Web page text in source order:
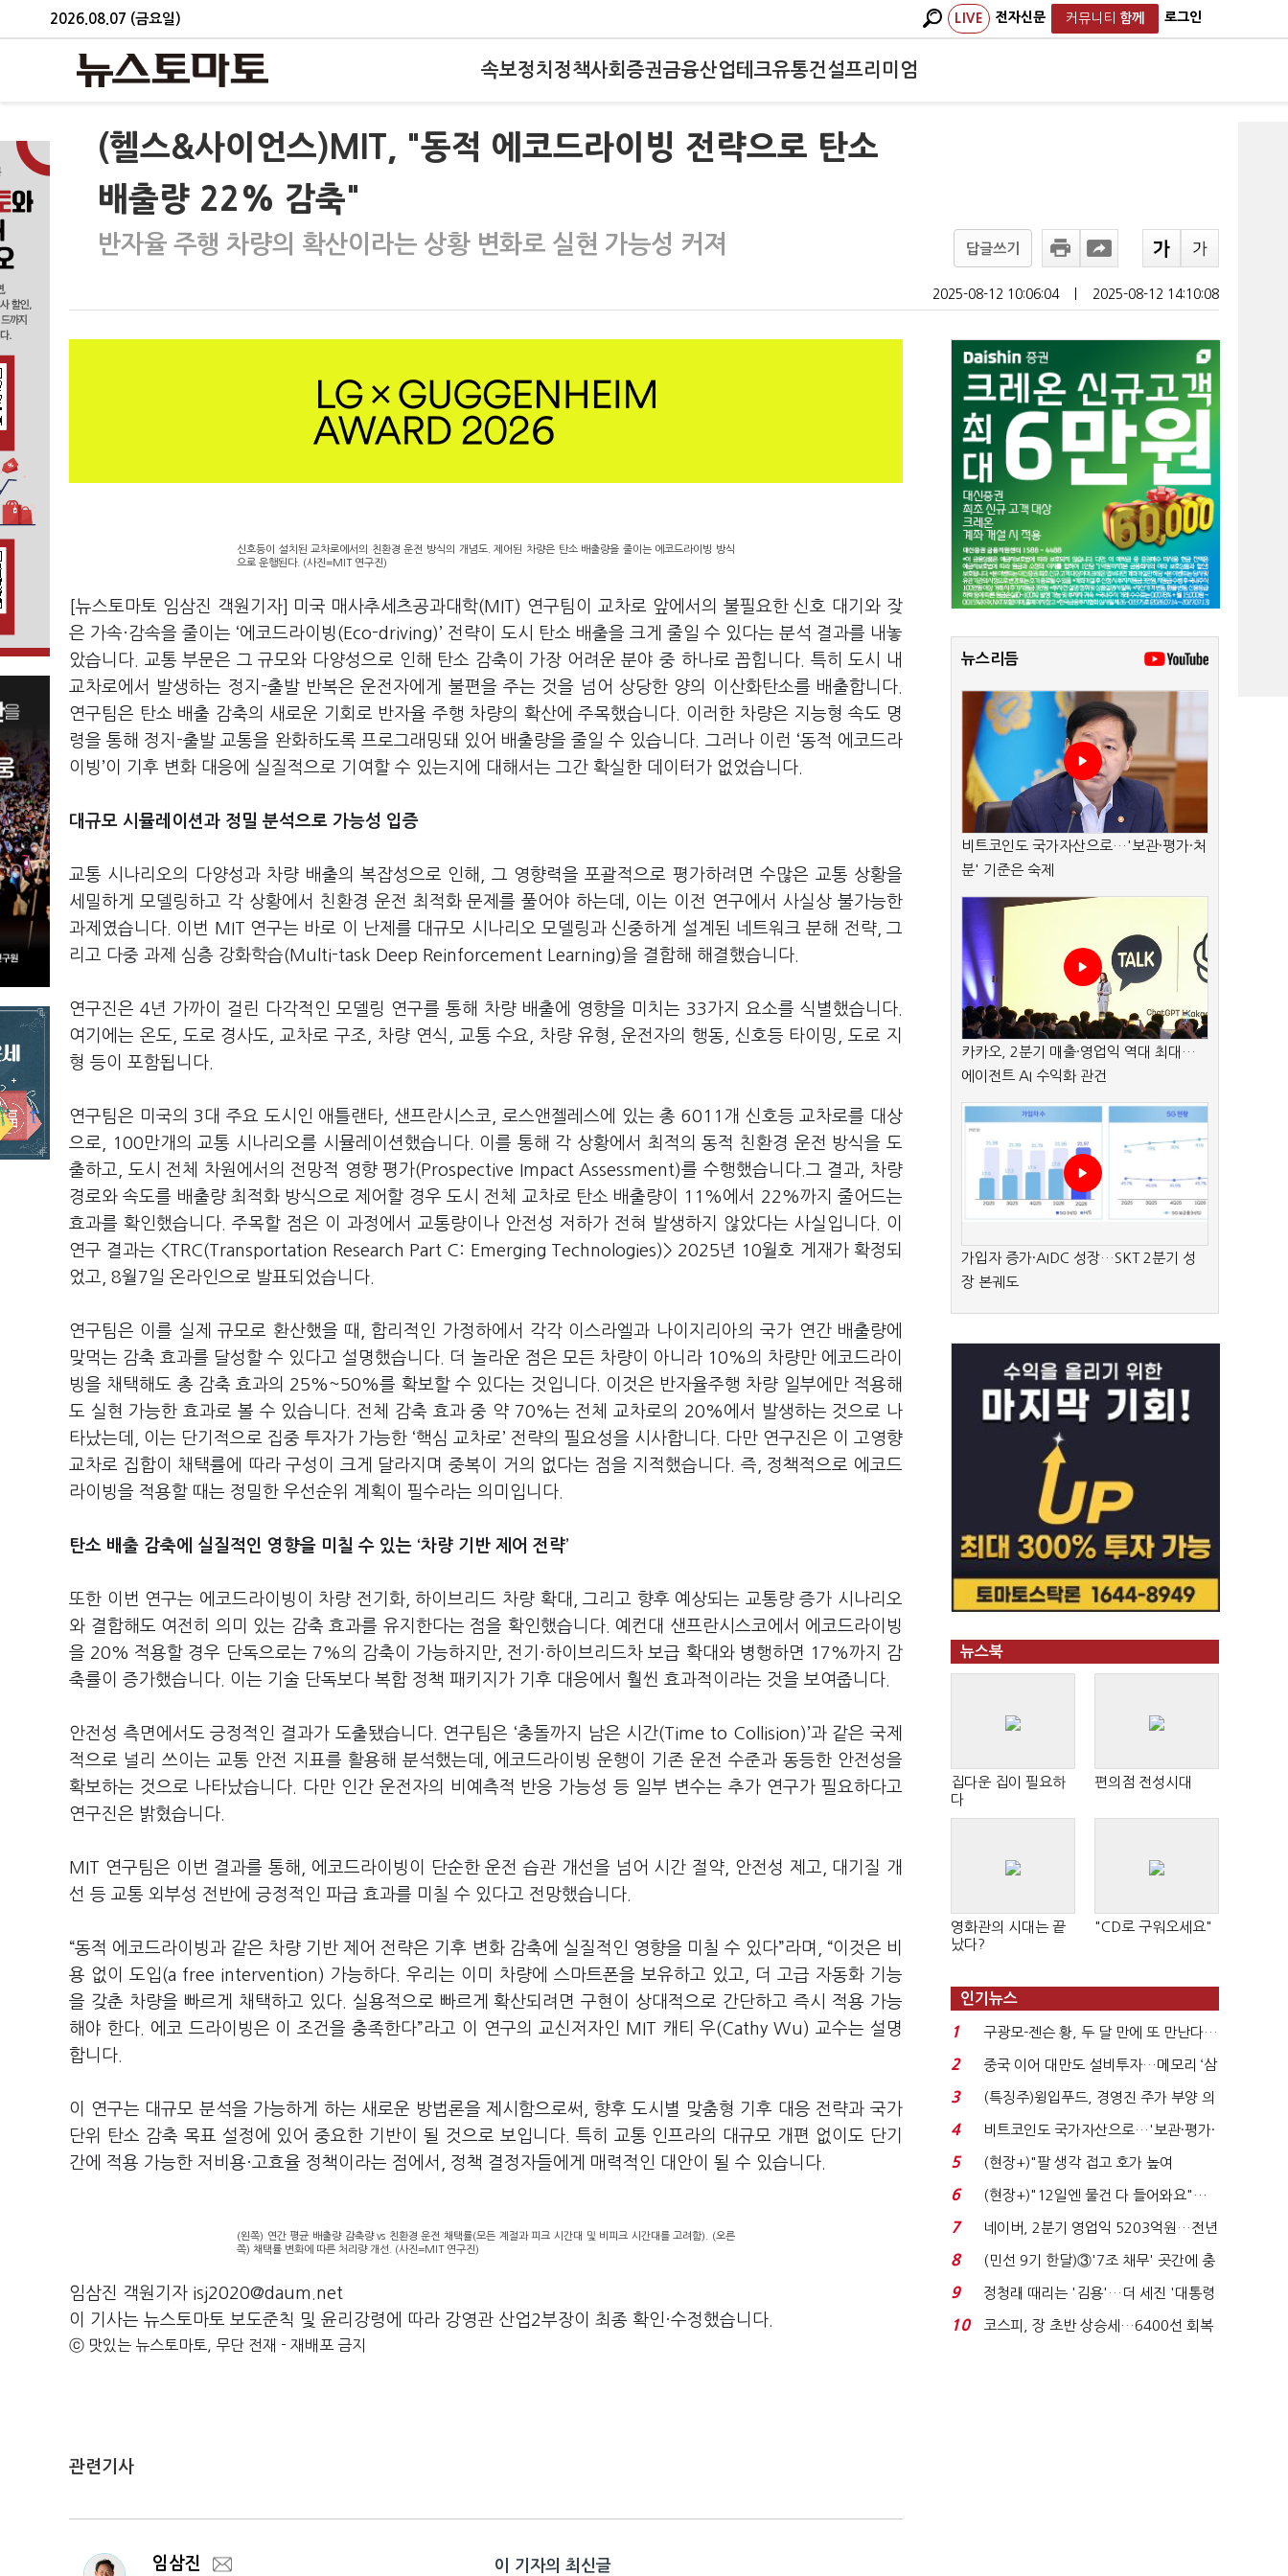
2026.08.07 (금요일) LIVE 전자신문 커뮤니티 함께 로그인
속보정치 정책사회 증권금융산업테크유통건설프리미엄
(헬스&사이언스)MIT, "동적 에코드라이빙 전략으로 탄소
배출량 22% 감축"
반자율 주행 차량의 확산이라는 상황 변화로 실현 가능성 커져 답글쓰기
2025-08-12 10:06:04 2025-08-12 14:10:08
신호등이 설치된 교차로에서의 친환경 운전 방식의 개념도. 제어된 차량은 탄소 배출량을 줄이는 에코드라이빙 방식
으로 운행된다. (사진=MIT 연구진)
[뉴스토마토 임삼진 객원기자] 미국 매사추세츠공과대학(MIT) 연구팀이 교차로 앞에서의 불필요한 신호 대기와 잦
은 가속·감속을 줄이는 ‘에코드라이빙(Eco-driving)’ 전략이 도시 탄소 배출을 크게 줄일 수 있다는 분석 결과를 내놓
았습니다. 교통 부문은 그 규모와 다양성으로 인해 탄소 감축이 가장 어려운 분야 중 하나로 꼽힙니다. 특히 도시 내
교차로에서 발생하는 정지-출발 반복은 운전자에게 불편을 주는 것을 넘어 상당한 양의 이산화탄소를 배출합니다.
연구팀은 탄소 배출 감축의 새로운 기회로 반자율 주행 차량의 확산에 주목했습니다. 이러한 차량은 지능형 속도 명
령을 통해 정지-출발 교통을 완화하도록 프로그래밍돼 있어 배출량을 줄일 수 있습니다. 그러나 이런 ‘동적 에코드라
이빙’이 기후 변화 대응에 실질적으로 기여할 수 있는지에 대해서는 그간 확실한 데이터가 없었습니다.
대규모 시뮬레이션과 정밀 분석으로 가능성 입증
교통 시나리오의 다양성과 차량 배출의 복잡성으로 인해, 그 영향력을 포괄적으로 평가하려면 수많은 교통 상황을
세밀하게 모델링하고 각 상황에서 친환경 운전 최적화 문제를 풀어야 하는데, 이는 이전 연구에서 사실상 불가능한
과제였습니다. 이번 MIT 연구는 바로 이 난제를 대규모 시나리오 모델링과 신중하게 설계된 네트워크 분해 전략, 그
리고 다중 과제 심층 강화학습(Multi-task Deep Reinforcement Learning)을 결합해 해결했습니다.
연구진은 4년 가까이 걸린 다각적인 모델링 연구를 통해 차량 배출에 영향을 미치는 33가지 요소를 식별했습니다.
여기에는 온도, 도로 경사도, 교차로 구조, 차량 연식, 교통 수요, 차량 유형, 운전자의 행동, 신호등 타이밍, 도로 지
형 등이 포함됩니다.
연구팀은 미국의 3대 주요 도시인 애틀랜타, 샌프란시스코, 로스앤젤레스에 있는 총 6011개 신호등 교차로를 대상
으로, 100만개의 교통 시나리오를 시뮬레이션했습니다. 이를 통해 각 상황에서 최적의 동적 친환경 운전 방식을 도
출하고, 도시 전체 차원에서의 전망적 영향 평가(Prospective Impact Assessment)를 수행했습니다.그 결과, 차량
경로와 속도를 배출량 최적화 방식으로 제어할 경우 도시 전체 교차로 탄소 배출량이 11%에서 22%까지 줄어드는
효과를 확인했습니다. 주목할 점은 이 과정에서 교통량이나 안전성 저하가 전혀 발생하지 않았다는 사실입니다. 이
연구 결과는 <TRC(Transportation Research Part C: Emerging Technologies)> 2025년 10월호 게재가 확정되
었고, 8월7일 온라인으로 발표되었습니다.
연구팀은 이를 실제 규모로 환산했을 때, 합리적인 가정하에서 각각 이스라엘과 나이지리아의 국가 연간 배출량에
맞먹는 감축 효과를 달성할 수 있다고 설명했습니다. 더 놀라운 점은 모든 차량이 아니라 10%의 차량만 에코드라이
빙을 채택해도 총 감축 효과의 25%~50%를 확보할 수 있다는 것입니다. 이것은 반자율주행 차량 일부에만 적용해
도 실현 가능한 효과로 볼 수 있습니다. 전체 감축 효과 중 약 70%는 전체 교차로의 20%에서 발생하는 것으로 나
타났는데, 이는 단기적으로 집중 투자가 가능한 ‘핵심 교차로’ 전략의 필요성을 시사합니다. 다만 연구진은 이 고영향
교차로 집합이 채택률에 따라 구성이 크게 달라지며 중복이 거의 없다는 점을 지적했습니다. 즉, 정책적으로 에코드
라이빙을 적용할 때는 정밀한 우선순위 계획이 필수라는 의미입니다.
탄소 배출 감축에 실질적인 영향을 미칠 수 있는 ‘차량 기반 제어 전략’
또한 이번 연구는 에코드라이빙이 차량 전기화, 하이브리드 차량 확대, 그리고 향후 예상되는 교통량 증가 시나리오
와 결합해도 여전히 의미 있는 감축 효과를 유지한다는 점을 확인했습니다. 예컨대 샌프란시스코에서 에코드라이빙
을 20% 적용할 경우 단독으로는 7%의 감축이 가능하지만, 전기·하이브리드차 보급 확대와 병행하면 17%까지 감
축률이 증가했습니다. 이는 기술 단독보다 복합 정책 패키지가 기후 대응에서 훨씬 효과적이라는 것을 보여줍니다.
안전성 측면에서도 긍정적인 결과가 도출됐습니다. 연구팀은 ‘충돌까지 남은 시간(Time to Collision)’과 같은 국제
적으로 널리 쓰이는 교통 안전 지표를 활용해 분석했는데, 에코드라이빙 운행이 기존 운전 수준과 동등한 안전성을
확보하는 것으로 나타났습니다. 다만 인간 운전자의 비예측적 반응 가능성 등 일부 변수는 추가 연구가 필요하다고
연구진은 밝혔습니다.
MIT 연구팀은 이번 결과를 통해, 에코드라이빙이 단순한 운전 습관 개선을 넘어 시간 절약, 안전성 제고, 대기질 개
선 등 교통 외부성 전반에 긍정적인 파급 효과를 미칠 수 있다고 전망했습니다.
“동적 에코드라이빙과 같은 차량 기반 제어 전략은 기후 변화 감축에 실질적인 영향을 미칠 수 있다”라며, “이것은 비
용 없이 도입(a free intervention) 가능하다. 우리는 이미 차량에 스마트폰을 보유하고 있고, 더 고급 자동화 기능
을 갖춘 차량을 빠르게 채택하고 있다. 실용적으로 빠르게 확산되려면 구현이 상대적으로 간단하고 즉시 적용 가능
해야 한다. 에코 드라이빙은 이 조건을 충족한다”라고 이 연구의 교신저자인 MIT 캐티 우(Cathy Wu) 교수는 설명
합니다.
이 연구는 대규모 분석을 가능하게 하는 새로운 방법론을 제시함으로써, 향후 도시별 맞춤형 기후 대응 전략과 국가
단위 탄소 감축 목표 설정에 있어 중요한 기반이 될 것으로 보입니다. 특히 교통 인프라의 대규모 개편 없이도 단기
간에 적용 가능한 저비용·고효율 정책이라는 점에서, 정책 결정자들에게 매력적인 대안이 될 수 있습니다.
(왼쪽) 연간 평균 배출량 감축량 vs 친환경 운전 채택률(모든 계절과 피크 시간대 및 비피크 시간대를 고려함). (오른
쪽) 채택률 변화에 따른 처리량 개선. (사진=MIT 연구진)
임삼진 객원기자 isj2020@daum.net
이 기사는 뉴스토마토 보도준칙 및 윤리강령에 따라 강영관 산업2부장이 최종 확인·수정했습니다.
ⓒ 맛있는 뉴스토마토, 무단 전재 - 재배포 금지
관련기사
임삼진 이 기자의 최신글
뉴스리듬
비트코인도 국가자산으로…'보관·평가·처
분' 기준은 숙제
카카오, 2분기 매출·영업익 역대 최대…
에이전트 AI 수익화 관건
가입자 증가·AIDC 성장…SKT 2분기 성
장 본궤도
뉴스북
집다운 집이 필요하
다
편의점 전성시대
영화관의 시대는 끝
났다?
"CD로 구워오세요"
인기뉴스
1
구광모-젠슨 황, 두 달 만에 또 만난다…
로봇·AI 등 논...
2
중국 이어 대만도 설비투자…메모리 ‘삼
국전쟁’
3
(특징주)윙입푸드, 경영진 주가 부양 의
지에 상한가...
4
비트코인도 국가자산으로…'보관·평가·
처분' 기준은 ...
5
(현장+)"팔 생각 접고 호가 높여
요"…'덜 똘똘한 한 채' 20...
6
(현장+)"12일엔 물건 다 들어와요"…
빈 매대 채우며 문 연 ...
7
네이버, 2분기 영업익 5203억원…전년
비 0.2% 감소...
8
(민선 9기 한달)③'7조 채무' 곳간에 충
격…추미애, 20년...
9
정청래 때리는 '김용'…더 세진 '대통령
최측근' 입...
10
코스피, 장 초반 상승세…6400선 회복